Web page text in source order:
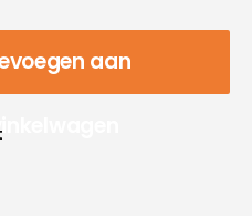
aan